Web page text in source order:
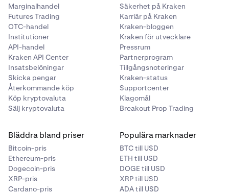
Marginalhandel
Futures Trading
OTC-handel
Institutioner
API-handel
Kraken API Center
Insatsbelöningar
Skicka pengar
Återkommande köp
Köp kryptovaluta
Sälj kryptovaluta
Säkerhet på Kraken
Karriär på Kraken
Kraken-bloggen
Kraken för utvecklare
Pressrum
Partnerprogram
Tillgångsnoteringar
Kraken-status
Supportcenter
Klagomål
Breakout Prop Trading
Bläddra bland priser
Bitcoin-pris
Ethereum-pris
Dogecoin-pris
XRP-pris
Cardano-pris
Populära marknader
BTC till USD
ETH till USD
DOGE till USD
XRP till USD
ADA till USD